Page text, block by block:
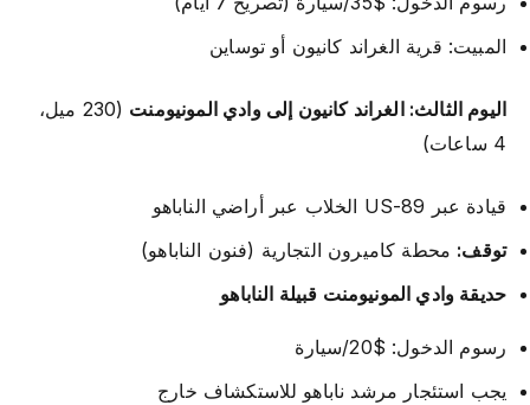
المبيت: قرية الغراند كانيون أو توساين
اليوم الثالث: الغراند كانيون إلى وادي المونيومنت
(230 ميل،
4 ساعات)
قيادة عبر US-89 الخلاب عبر أراضي الناباهو
توقف: محطة كاميرون التجارية (فنون الناباهو)
حديقة وادي المونيومنت قبيلة الناباهو
رسوم الدخول: $20/سيارة
يجب استئجار مرشد ناباهو للاستكشاف خارج